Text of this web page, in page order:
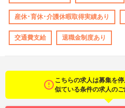
産休･育休･介護休暇取得実績あり
交通費支給 退職金制度あり
こちらの求人は募集を停
似ている条件の求人のご